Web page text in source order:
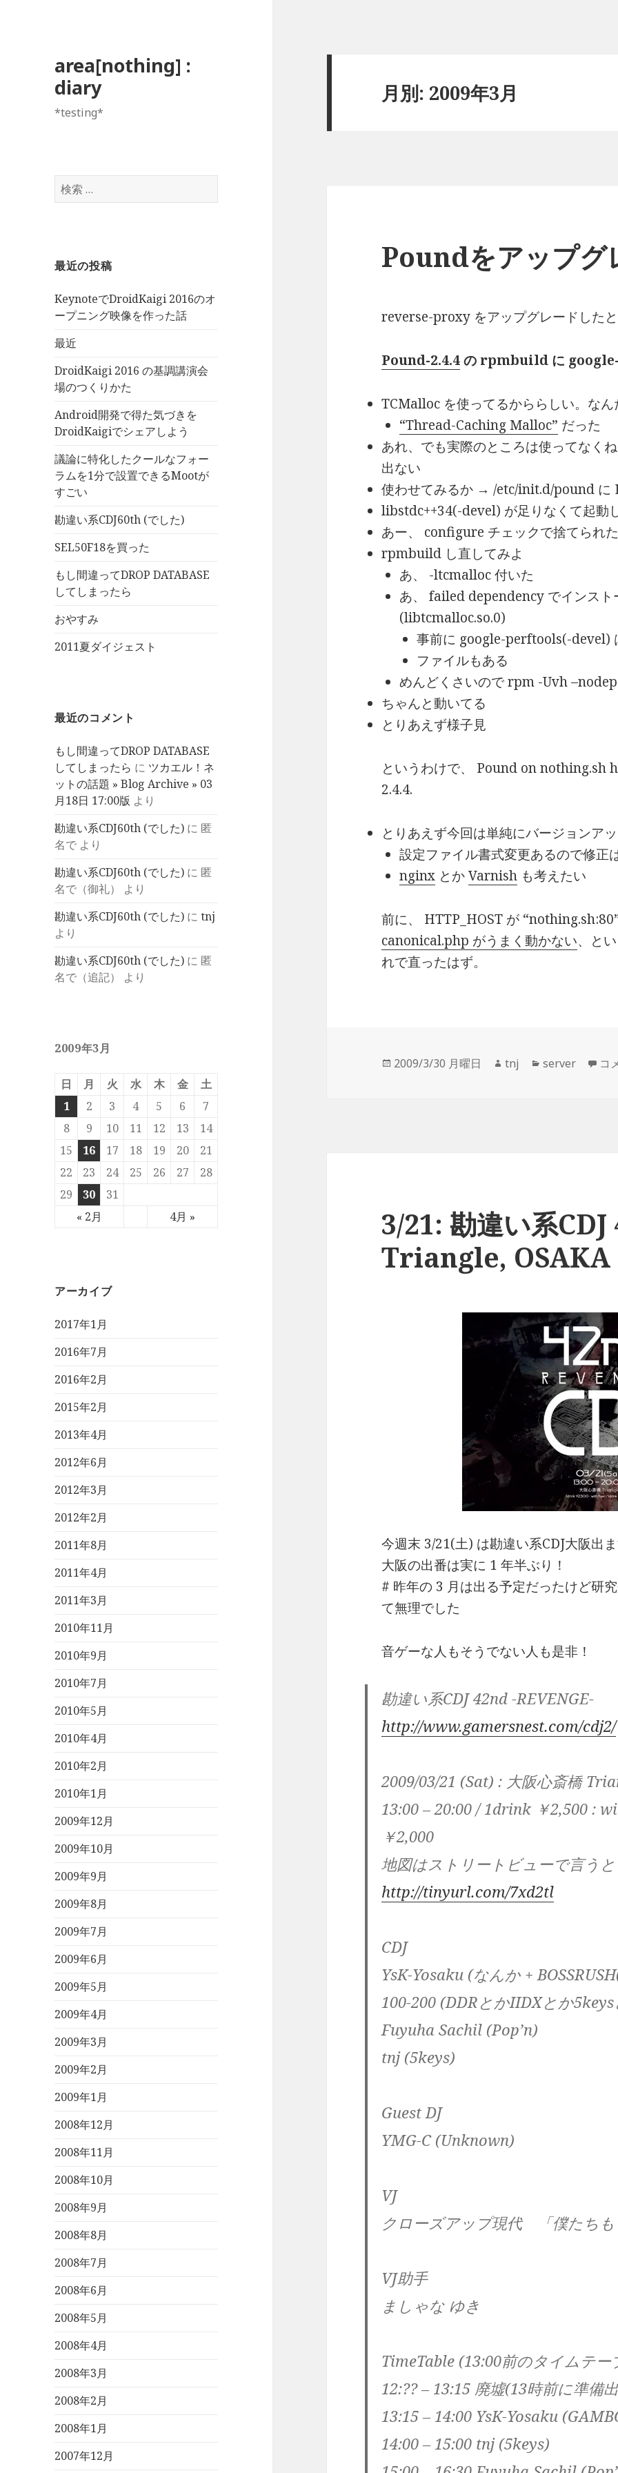
area[nothing] :
diary
*testing*
検
索:
最近の投稿
KeynoteでDroidKaigi 2016のオ
ープニング映像を作った話
最近
DroidKaigi 2016 の基調講演会
場のつくりかた
Android開発で得た気づきを
DroidKaigiでシェアしよう
議論に特化したクールなフォー
ラムを1分で設置できるMootが
すごい
勘違い系CDJ60th (でした)
SEL50F18を買った
もし間違ってDROP DATABASE
してしまったら
おやすみ
2011夏ダイジェスト
最近のコメント
もし間違ってDROP DATABASE
してしまったら に ツカエル！ネ
ットの話題 » Blog Archive » 03
月18日 17:00版 より
勘違い系CDJ60th (でした) に 匿
名で より
勘違い系CDJ60th (でした) に 匿
名で（御礼）
より
勘違い系CDJ60th (でした) にtnj
より
勘違い系CDJ60th (でした) に 匿
名で（追記）
より
2009年3月
日 月 火 水 木 金 土
« 2月 4月 »
1 2 3 4 5 6
7
8
9 10 11 12 13
14
15
16 17 18 19 20
21
22
23 24 25 26 27
28
29
30 31
アーカイブ
2017年1月
2016年7月
2016年2月
2015年2月
2013年4月
2012年6月
2012年3月
2012年2月
2011年8月
2011年4月
2011年3月
2010年11月
2010年9月
2010年7月
2010年5月
2010年4月
2010年2月
2010年1月
2009年12月
2009年10月
2009年9月
2009年8月
2009年7月
2009年6月
2009年5月
2009年4月
2009年3月
2009年2月
2009年1月
2008年12月
2008年11月
2008年10月
2008年9月
2008年8月
2008年7月
2008年6月
2008年5月
2008年4月
2008年3月
2008年2月
2008年1月
2007年12月
月別: 2009年3月
Poundをアップグ
reverse-proxy をアップグレードした
Pound-2.4.4の rpmbuild に
TCMalloc を使ってるかららしい。なん
“Thread-Caching Malloc” だった
あれ、でも実際のところは使ってな
出ない
使わせてみるか → /etc/init.d/pound に
libstdc++34(-devel) が足りなくて起動
あー、 configure チェックで捨てられ
rpmbuild し直してみよ
あ、 -ltcmalloc 付いた
あ、 failed dependency でインスト
(libtcmalloc.so.0)
事前に google-perftools(-devel)
ファイルもある
めんどくさいので rpm -Uvh
ちゃんと動いてる
とりあえず様子見
というわけで、 Pound on nothing.sh
2.4.4.
とりあえず今回は単純にバージョンア
設定ファイル書式変更あるので修正
nginxとかVarnishも考えたい
前に、 HTTP_HOST が
canonical.php がうまく動かない、と
れで直ったはず。
投
2009/3/30 月曜日
作
tnj
カ
server コ
3/21: 勘違い系
Triangle, OSAKA
今週末 3/21(土) は勘違い系CDJ大阪出
大阪の出番は実に 1 年半ぶり！
# 昨年の 3 月は出る予定だったけど研
て無理でした
音ゲーな人もそうでない人も是非！
勘違い系CDJ 42nd -REVENGE-
http://www.gamersnest.com/cdj2/
2009/03/21 (Sat) : 大阪心斎橋
13:00 – 20:00 / 1drink ￥2,500 :
￥2,000
地図はストリートビューで言う
http://tinyurl.com/7xd2tl
CDJ
YsK-Yosaku (なんか +
100-200 (DDRとかIIDXとか
Fuyuha Sachil (Pop’n)
tnj (5keys)
Guest DJ
YMG-C (Unknown)
VJ
クローズアップ現代 「僕たち
VJ助手
ましゃな ゆき
TimeTable (13:00前のタイムテ
12:?? – 13:15 廃墟(13時前に準備
13:15 – 14:00 YsK-Yosaku
14:00 – 15:00 tnj (5keys)